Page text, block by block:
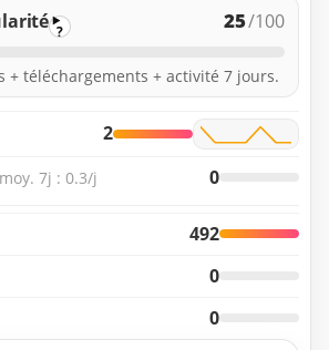
? 25/100
+ téléchargements + activité 7 jours.
2
7j : 0.3/j 0
492
0
0